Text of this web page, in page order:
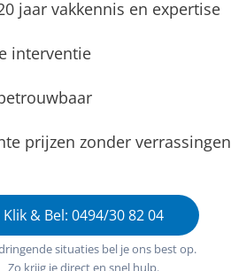
jaar vakkennis en expertise
interventie
prijzen zonder verrassingen
Klik & Bel: 0494/30 82 04
situaties bel je ons best op.
Zo krijg je direct en snel hulp.